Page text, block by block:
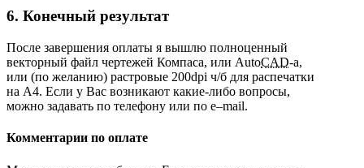
6. Конечный результат
После завершения оплаты я вышлю полноценный
векторный файл чертежей Компаса, или AutoCAD-а,
или (по желанию) растровые 200dpi ч/б для распечатки
на A4. Если у Вас возникают какие-либо вопросы,
можно задавать по телефону или по e–mail.
Комментарии по оплате